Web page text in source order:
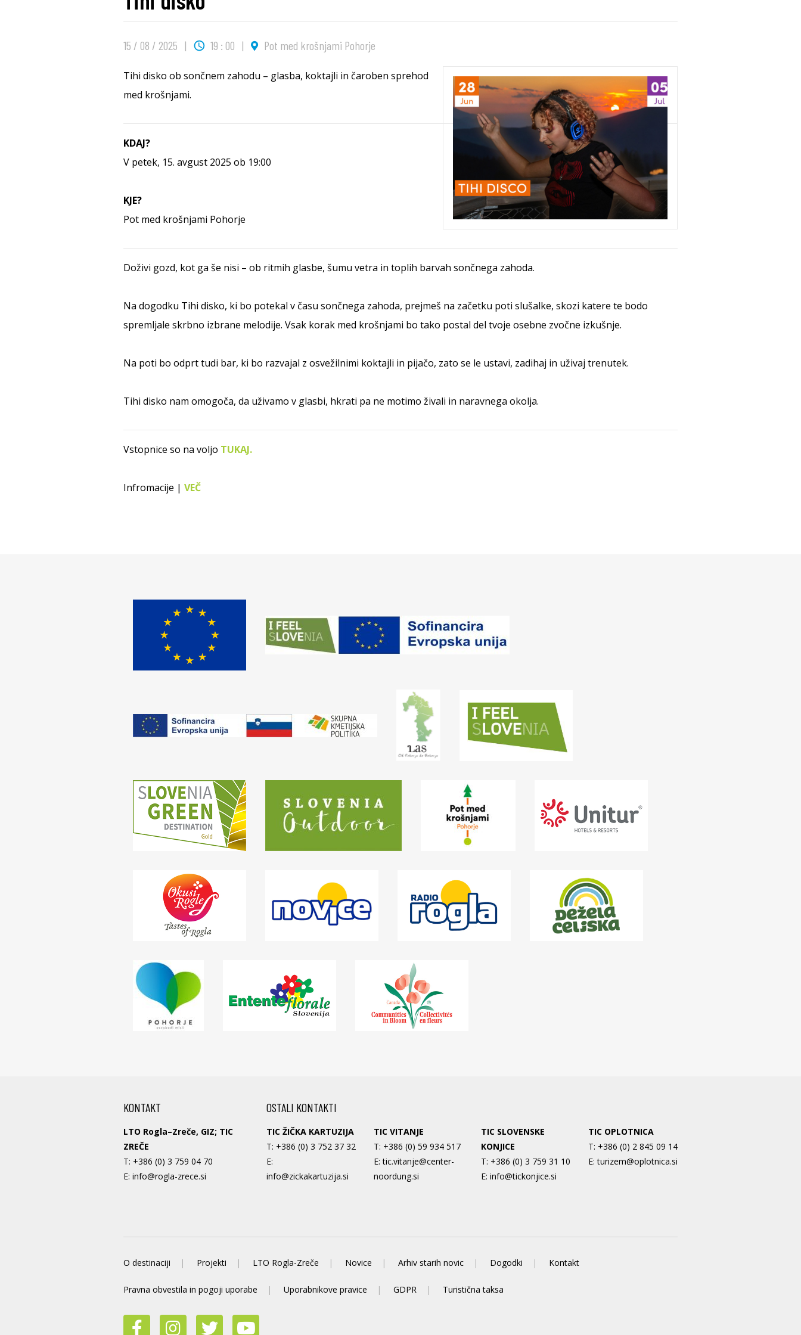
15 / 08 / 2025 19 : 00 Pot med krošnjami Pohorje
Tihi disko ob sončnem zahodu – glasba, koktajli in čaroben sprehod
med krošnjami.
KDAJ?
V petek, 15. avgust 2025 ob 19:00
KJE?
Pot med krošnjami Pohorje
Doživi gozd, kot ga še nisi – ob ritmih glasbe, šumu vetra in toplih barvah sončnega zahoda.
Na dogodku Tihi disko, ki bo potekal v času sončnega zahoda, prejmeš na začetku poti slušalke, skozi katere te bodo
spremljale skrbno izbrane melodije. Vsak korak med krošnjami bo tako postal del tvoje osebne zvočne izkušnje.
Na poti bo odprt tudi bar, ki bo razvajal z osvežilnimi koktajli in pijačo, zato se le ustavi, zadihaj in uživaj trenutek.
Tihi disko nam omogoča, da uživamo v glasbi, hkrati pa ne motimo živali in naravnega okolja.
Vstopnice so na voljo TUKAJ.
Infromacije | VEČ
KONTAKT
LTO Rogla–Zreče, GIZ; TIC
ZREČE
T: +386 (0) 3 759 04 70
E: info@rogla-zrece.si
OSTALI KONTAKTI
TIC ŽIČKA KARTUZIJA
T: +386 (0) 3 752 37 32
E:
info@zickakartuzija.si
TIC VITANJE
T: +386 (0) 59 934 517
E:tic.vitanje@center-
noordung.si
TIC SLOVENSKE
KONJICE
T: +386 (0) 3 759 31 10
E: info@tickonjice.si
TIC OPLOTNICA
T: +386 (0) 2 845 09 14
E:turizem@oplotnica.si
O destinaciji Projekti LTO Rogla-Zreče Novice Arhiv starih novic Dogodki Kontakt
Pravna obvestila in pogoji uporabe Uporabnikove pravice GDPR Turistična taksa